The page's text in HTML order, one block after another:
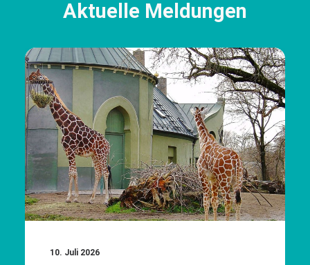
Aktuelle Meldungen
10. Juli 2026